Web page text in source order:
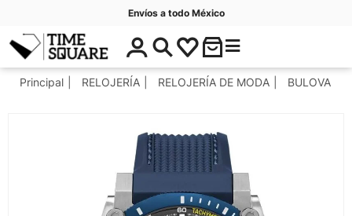
Envíos a todo México
Timesquare
$
0
.
C
t
r
s
Principal RELOJERÍA RELOJERÍA DE MODA BULOVA